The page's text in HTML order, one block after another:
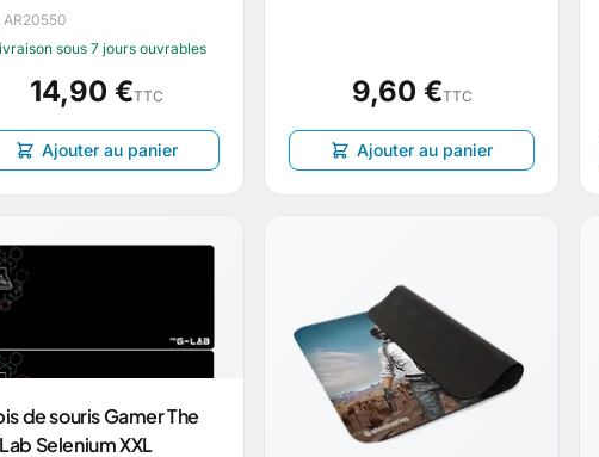
AR20550
sous 7 jours ouvrables
14,90 €TTC
Ajouter au panier
9,60 €TTC
Ajouter au panier
de souris Gamer The
Selenium XXL